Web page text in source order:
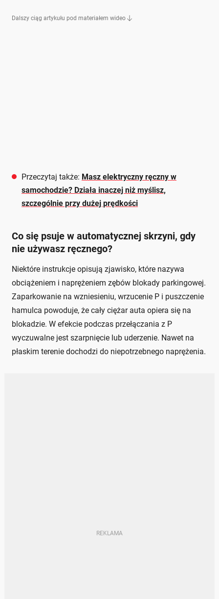
Dalszy ciąg artykułu pod materiałem wideo
Przeczytaj także: Masz elektryczny ręczny w
samochodzie? Działa inaczej niż myślisz,
szczególnie przy dużej prędkości
Co się psuje w automatycznej skrzyni, gdy
nie używasz ręcznego?
Niektóre instrukcje opisują zjawisko, które nazywa
obciążeniem i naprężeniem zębów blokady parkingowej.
Zaparkowanie na wzniesieniu, wrzucenie P i puszczenie
hamulca powoduje, że cały ciężar auta opiera się na
blokadzie. W efekcie podczas przełączania z P
wyczuwalne jest szarpnięcie lub uderzenie. Nawet na
płaskim terenie dochodzi do niepotrzebnego naprężenia.